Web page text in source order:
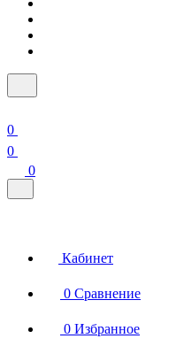
0
0
0
Кабинет
0 Сравнение
0 Избранное